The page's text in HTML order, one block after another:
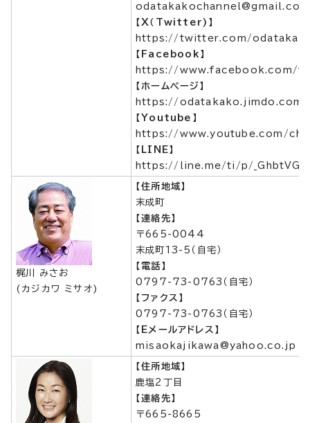
odatakakochannel@gmail.com
【X（Twitter)】
https://twitter.com/
【Facebook】
https://www.facebook.com/
【ホームページ】
https://odatakako.jimdo.com
【Youtube】
https://www.youtube.com/
【LINE】
https://line.me/ti/p/
梶川 みさお
(カジカワ ミサオ)
【住所地域】
末成町
【連絡先】
〒665-0044
末成町13-5（自宅）
【電話】
0797-73-0763（自宅）
【ファクス】
0797-73-0763（自宅）
【Eメールアドレス】
misaokajikawa@yahoo.co.jp
【住所地域】
鹿塩2丁目
【連絡先】
〒665-8665